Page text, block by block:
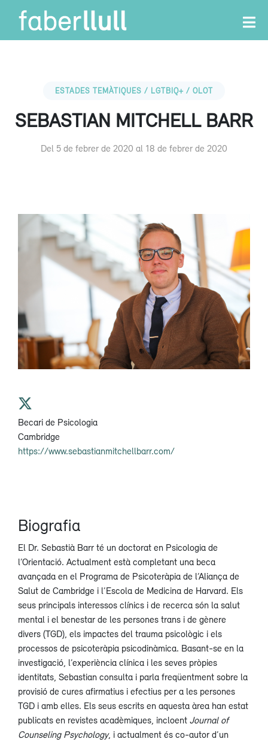
ESTADES TEMÀTIQUES / LGTBIQ+ / OLOT
SEBASTIAN MITCHELL BARR
Del 5 de febrer de 2020 al 18 de febrer de 2020
Becari de Psicologia
Cambridge
https://www.sebastianmitchellbarr.com/
Biografia
El Dr. Sebastià Barr té un doctorat en Psicologia de
l’Orientació. Actualment està completant una beca
avançada en el Programa de Psicoteràpia de l’Aliança de
Salut de Cambridge i l’Escola de Medicina de Harvard. Els
seus principals interessos clínics i de recerca són la salut
mental i el benestar de les persones trans i de gènere
divers (TGD), els impactes del trauma psicològic i els
processos de psicoteràpia psicodinàmica. Basant-se en la
investigació, l’experiència clínica i les seves pròpies
identitats, Sebastian consulta i parla freqüentment sobre la
provisió de cures afirmatius i efectius per a les persones
TGD i amb elles. Els seus escrits en aquesta àrea han estat
publicats en revistes acadèmiques, incloent Journal of
Counseling Psychology, i actualment és co-autor d’un